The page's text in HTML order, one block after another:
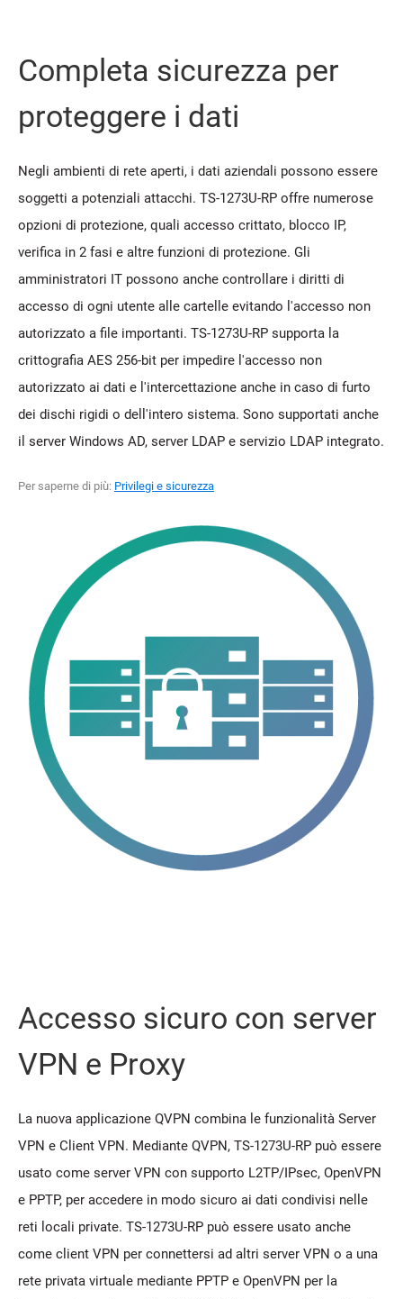
Completa sicurezza per
proteggere i dati
Negli ambienti di rete aperti, i dati aziendali possono essere
soggetti a potenziali attacchi. TS-1273U-RP offre numerose
opzioni di protezione, quali accesso crittato, blocco IP,
verifica in 2 fasi e altre funzioni di protezione. Gli
amministratori IT possono anche controllare i diritti di
accesso di ogni utente alle cartelle evitando l'accesso non
autorizzato a file importanti. TS-1273U-RP supporta la
crittografia AES 256-bit per impedire l'accesso non
autorizzato ai dati e l'intercettazione anche in caso di furto
dei dischi rigidi o dell'intero sistema. Sono supportati anche
il server Windows AD, server LDAP e servizio LDAP integrato.
Per saperne di più: Privilegi e sicurezza
Accesso sicuro con server
VPN e Proxy
La nuova applicazione QVPN combina le funzionalità Server
VPN e Client VPN. Mediante QVPN, TS-1273U-RP può essere
usato come server VPN con supporto L2TP/IPsec, OpenVPN
e PPTP, per accedere in modo sicuro ai dati condivisi nelle
reti locali private. TS-1273U-RP può essere usato anche
come client VPN per connettersi ad altri server VPN o a una
rete privata virtuale mediante PPTP e OpenVPN per la